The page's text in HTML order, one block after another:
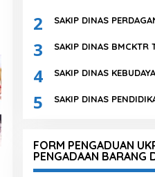
2 SAKIP DINAS
3 SAKIP DINAS BMCKTR
4 SAKIP DINAS
5 SAKIP DINAS
FORM PENGADUAN
PENGADAAN BARANG